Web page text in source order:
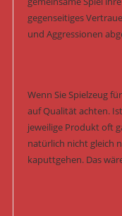
gegenseitiges
und Aggressionen
Wenn Sie Spielzeug
auf Qualität achten.
jeweilige Produkt oft
natürlich nicht gleich
kaputtgehen. Das